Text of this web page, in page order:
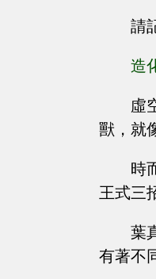
請
造
虛
獸，就
時
王式三
葉
有著不